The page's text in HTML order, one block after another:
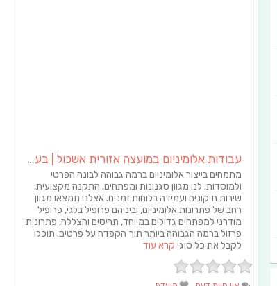
עבודות אלומיניום במועצה אזורית אשכול | בעוטף עזה
מתמחים בייצור אלומיניום ברמה גבוהה לבונה הפרטי
ולמוסדות. לנו מגוון סגנונות ומפתחים. התקנה מקצועית,
שירות תיקונים ועמידה בלוחות זמנים. אצלנו תמצאו מגוון
רחב של פתרונות אלומיניום, וביניהם פרופיל בלגי, פרופיל
מודרני למפתחים גדולים במיוחד, תריסים והצללה, פתרונות
פרזול ברמה הגבוהה ביותר תוך הקפדה על פרטים. תוכלו
לקבל את כל סוגי קרא עוד